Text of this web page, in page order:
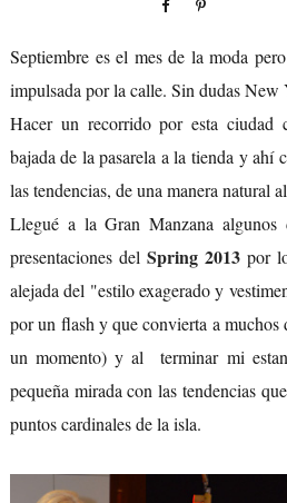
Septiembre es el mes de la moda
impulsada por la calle. Sin dudas New
Hacer un recorrido por esta ciudad
bajada de la pasarela a la tienda y ahí
las tendencias, de una manera natural
Llegué a la Gran Manzana
presentaciones del Spring 2013 por
alejada del "estilo exagerado y
por un flash y que convierta a muchos
un momento) y al terminar mi
pequeña mirada con las tendencias
puntos cardinales de la isla.